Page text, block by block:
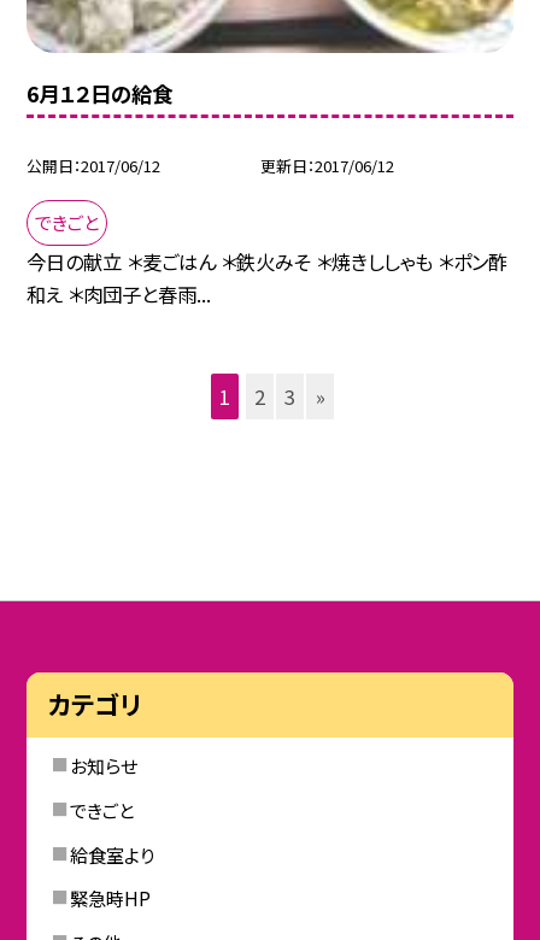
6月１２日の給食
公開日 2017/06/12 更新日 2017/06/12
できごと
今日の献立 ＊麦ごはん ＊鉄火みそ ＊焼きししゃも ＊ポン酢
和え ＊肉団子と春雨...
1 2 3 »
カテゴリ
お知らせ
できごと
給食室より
緊急時HP